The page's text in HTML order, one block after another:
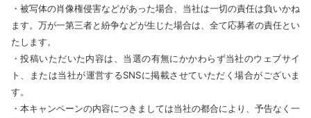
・被写体の肖像権侵害などがあった場合、当社は一切の責任は負いかね
ます。万が一第三者と紛争などが生じた場合は、全て応募者の責任とい
たします。
・投稿いただいた内容は、当選の有無にかかわらず当社のウェブサイ
ト、または当社が運営するSNSに掲載させていただく場合がございま
す。
・本キャンペーンの内容につきましては当社の都合により、予告なく一